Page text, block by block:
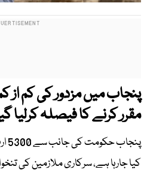
مقرر کرنے کا فیصلہ کرلیا